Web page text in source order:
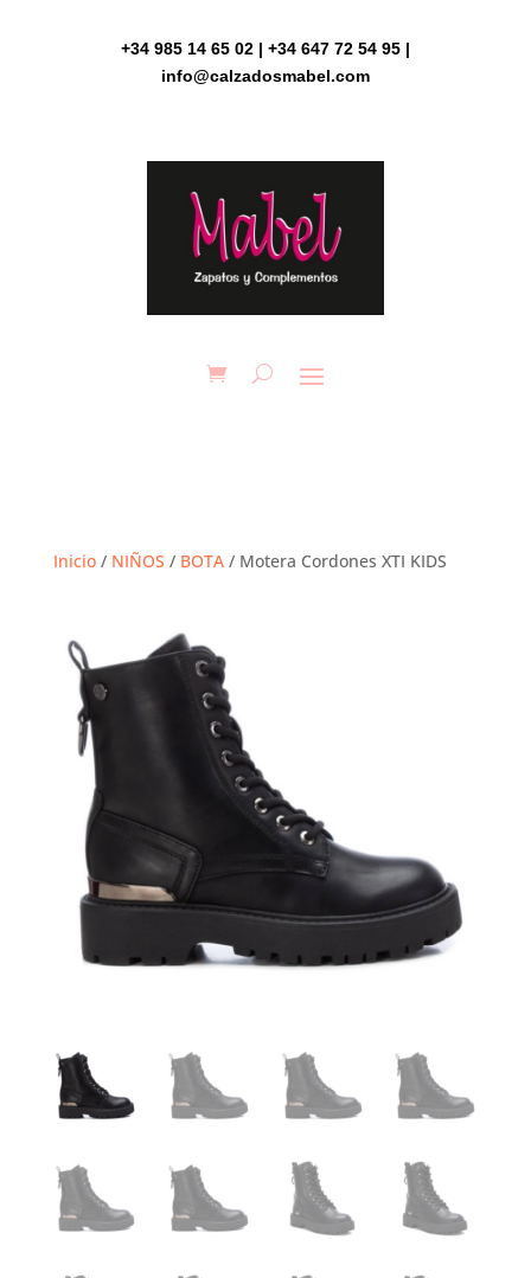
+34 985 14 65 02 | +34 647 72 54 95 |
info@calzadosmabel.com
Inicio/ NIÑOS / BOTA/ Motera Cordones XTI KIDS